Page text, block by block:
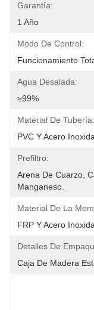
Garantía:
1 Año
Modo De Control:
Funcionamiento
Agua Desalada:
≥99%
Material De Tubería:
PVC Y Acero
Prefiltro:
Arena De Cuarzo,
Manganeso.
Material De La
FRP Y Acero
Detalles De
Caja De Madera